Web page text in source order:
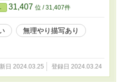
31,407 位 / 31,407件
無理やり描写あり
日 2024.03.25 登録日 2024.03.24